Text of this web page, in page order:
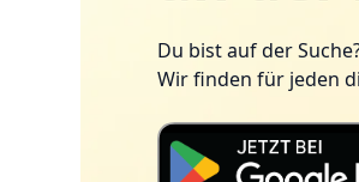
Du bist auf der
Wir finden für jeden